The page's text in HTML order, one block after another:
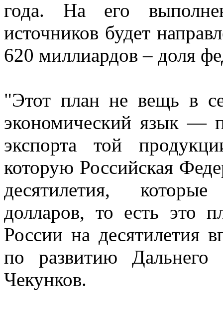
года. На его
источников будет
620 миллиардов – доля
"Этот план не вещь в
экономический язык —
экспорта той
которую Российская
десятилетия,
долларов, то есть это
России на десятилетия
по развитию
Чекунков.